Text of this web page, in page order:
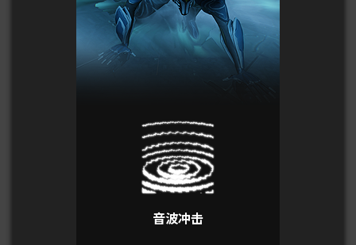
音波冲击